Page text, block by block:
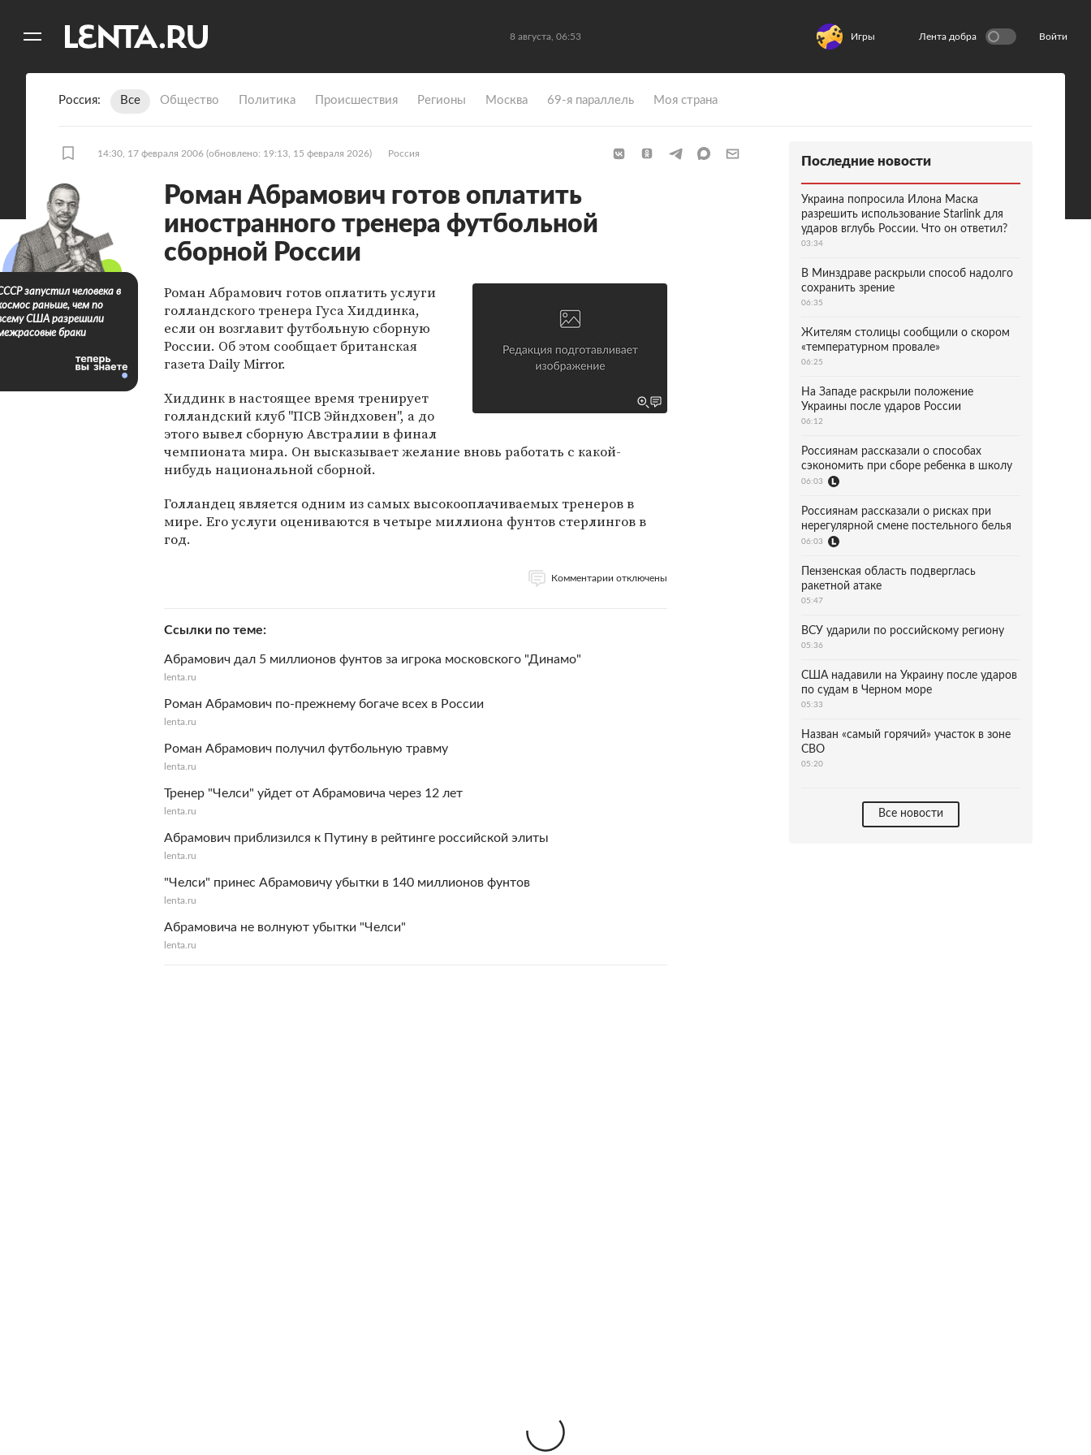
8 августа, 06:53 Игры Лента добра Войти
Россия Все Общество Политика Происшествия Регионы Москва 69-я параллель Моя страна
14:30, 17 февраля 2006 (обновлено: 19:13, 15 февраля 2026) Россия
Роман Абрамович готов оплатить
иностранного тренера футбольной
сборной России
Роман Абрамович готов оплатить услуги
голландского тренера Гуса Хиддинка,
если он возглавит футбольную сборную
России. Об этом сообщает британская
газета Daily Mirror.
Хиддинк в настоящее время тренирует
голландский клуб "ПСВ Эйндховен", а до
этого вывел сборную Австралии в финал
чемпионата мира. Он высказывает желание вновь работать с какой-
нибудь национальной сборной.
Голландец является одним из самых высокооплачиваемых тренеров в
мире. Его услуги оцениваются в четыре миллиона фунтов стерлингов в
год.
Комментарии отключены
Ссылки по теме
Абрамович дал 5 миллионов фунтов за игрока московского "Динамо"
lenta.ru
Роман Абрамович по-прежнему богаче всех в России
lenta.ru
Роман Абрамович получил футбольную травму
lenta.ru
Тренер "Челси" уйдет от Абрамовича через 12 лет
lenta.ru
Абрамович приблизился к Путину в рейтинге российской элиты
lenta.ru
"Челси" принес Абрамовичу убытки в 140 миллионов фунтов
lenta.ru
Абрамовича не волнуют убытки "Челси"
lenta.ru
запустил человека в
раньше, чем по
США разрешили
браки
Последние новости
Украина попросила Илона Маска
разрешить использование Starlink для
ударов вглубь России. Что он ответил?
03:34
В Минздраве раскрыли способ надолго
сохранить зрение
06:35
Жителям столицы сообщили о скором
«температурном провале»
06:25
На Западе раскрыли положение
Украины после ударов России
06:12
Россиянам рассказали о способах
сэкономить при сборе ребенка в школу
06:03
Россиянам рассказали о рисках при
нерегулярной смене постельного белья
06:03
Пензенская область подверглась
ракетной атаке
05:47
ВСУ ударили по российскому региону
05:36
США надавили на Украину после ударов
по судам в Черном море
05:33
Назван «самый горячий» участок в зоне
СВО
05:20
Все новости